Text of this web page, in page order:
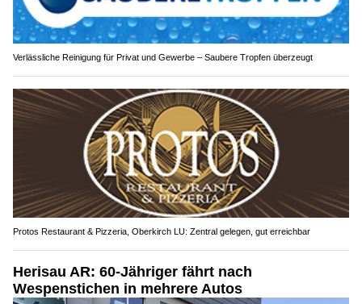
Verlässliche Reinigung für Privat und Gewerbe – Saubere Tropfen überzeugt
Protos Restaurant & Pizzeria, Oberkirch LU: Zentral gelegen, gut erreichbar
Herisau AR: 60-Jähriger fährt nach
Wespenstichen in mehrere Autos